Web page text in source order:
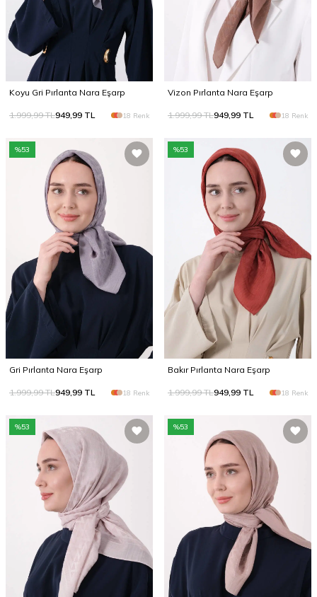
Koyu Gri Pırlanta Nara Eşarp
1.999,99TL949,99 TL 18 Renk
Vizon Pırlanta Nara Eşarp
1.999,99TL949,99 TL 18 Renk
%53
Gri Pırlanta Nara Eşarp
1.999,99TL949,99 TL 18 Renk
%53
Bakır Pırlanta Nara Eşarp
1.999,99TL949,99 TL 18 Renk
%53 %53